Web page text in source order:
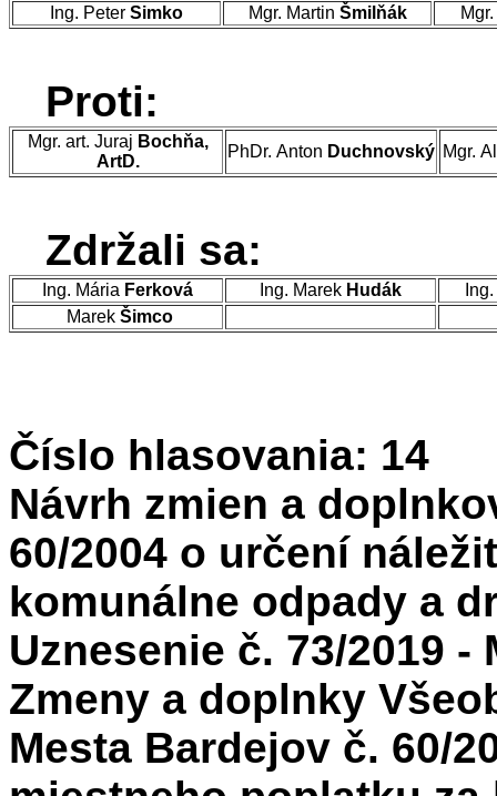
Ing. Peter Simko Mgr. Martin Šmilňák
Proti:
Mgr. art. Juraj Bochňa,
ArtD.
PhDr. Anton Duchnovský Mgr.
Zdržali sa:
Ing. Mária Ferková Ing. Marek Hudák
Marek Šimco
Číslo hlasovania: 14
Návrh zmien a
60/2004 o určení
komunálne odpady a
Uznesenie č. 73/2019
Zmeny a doplnky
Mesta Bardejov č. 60/